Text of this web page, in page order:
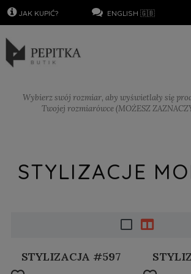
JAK KUPIĆ? ENGLISH 🇬🇧
Wybierz swój rozmiar, aby wyświetlały się
Twojej rozmiarówce (MOŻESZ
STYLIZACJE
STYLIZACJA #597